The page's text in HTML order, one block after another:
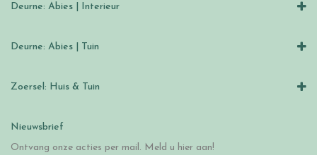
Deurne: Abies | Interieur
Deurne: Abies | Tuin
Zoersel: Huis & Tuin
Nieuwsbrief
Ontvang onze acties per mail. Meld u hier aan!